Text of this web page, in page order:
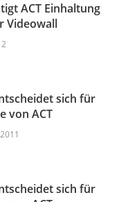
ACT Einhaltung
Videowall
sich für
von ACT
sich für